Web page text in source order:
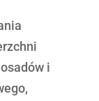
i